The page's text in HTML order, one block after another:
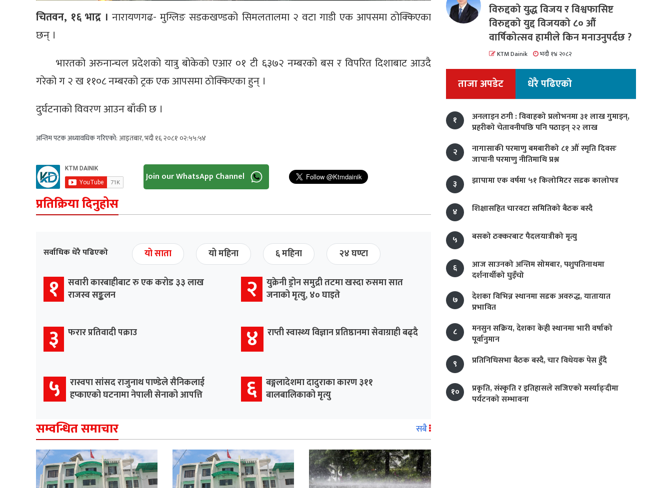
चितवन, १६ भाद्र । नारायणगढ- मुग्लिङ सडकखण्डको सिमलतालमा २ वटा गाडी एक आपसमा ठोक्किएका
छन् ।
भारतको अरुनान्चल प्रदेशको यात्रु बोकेको एआर ०१ टी ६३७२ नम्बरको बस र विपरित दिशाबाट आउदै
गरेको ग २ ख ११०८ नम्बरको ट्रक एक आपसमा ठोक्किएका हुन् ।
दुर्घटनाको विवरण आउन बाँकी छ ।
अन्तिम पटक अध्यावधिक गरिएको:आइतबार, भदौ १६ २०८१ ०२:५५:५४
Join our WhatsApp Channel
प्रतिक्रिया दिनुहोस
सर्वाधिक धेरै पढिएको यो साता यो महिना ६ महिना २४ घण्टा
१
सवारी कारबाहीबाट रु एक करोड ३३ लाख
राजस्व सङ्कलन
२
युक्रेनी ड्रोन समुद्री तटमा खस्दा रुसमा सात
जनाको मृत्यु, ४० घाइते
३ फरार प्रतिवादी पक्राउ ४ राप्ती स्वास्थ्य विज्ञान प्रतिष्ठानमा सेवाग्राही बढ्दै
५
रास्वपा सांसद राजुनाथ पाण्डेले सैनिकलाई
हप्काएको घटनामा नेपाली सेनाको आपत्ति
६ बङ्गलादेशमा दादुराका कारण ३११
बालबालिकाको मृत्यु
सम्वन्धित समाचार सबै
विरुद्दको युद्ध विजय र विश्वफासिष्ट
विरुद्दको युद्द विजयको ८० औं
वार्षिकोत्सव हामीले किन मनाउनुपर्दछ ?
KTM Dainik भदौ १४ २०८२
ताजा अपडेट धेरै पढिएको
१
अनलाइन ठगी : विवाहको प्रलोभनमा ३१ लाख गुमाइन्,
प्रहरीको चेतावनीपछि पनि पठाइन् २२ लाख
२
नागासाकी परमाणु बमबारीको ८१ औं स्मृति दिवसः
जापानी परमाणु नीतिमाथि प्रश्न
३
झापामा एक वर्षमा ५१ किलोमिटर सडक कालोपत्र
४ शिक्षासहित चारवटा समितिको बैठक बस्दै
५ बसको ठक्करबाट पैदलयात्रीको मृत्यु
६
आज साउनको अन्तिम सोमबार, पशुपतिनाथमा
दर्शनार्थीको घुइँचो
७
देशका विभिन्न स्थानमा सडक अवरुद्ध, यातायात
प्रभावित
८
मनसुन सक्रिय, देशका केही स्थानमा भारी वर्षाको
पूर्वानुमान
९
प्रतिनिधिसभा बैठक बस्दै, चार विधेयक पेस हुँदै
१०
प्रकृति, संस्कृति र इतिहासले सजिएको मर्स्याङ्दीमा
पर्यटनको सम्भावना